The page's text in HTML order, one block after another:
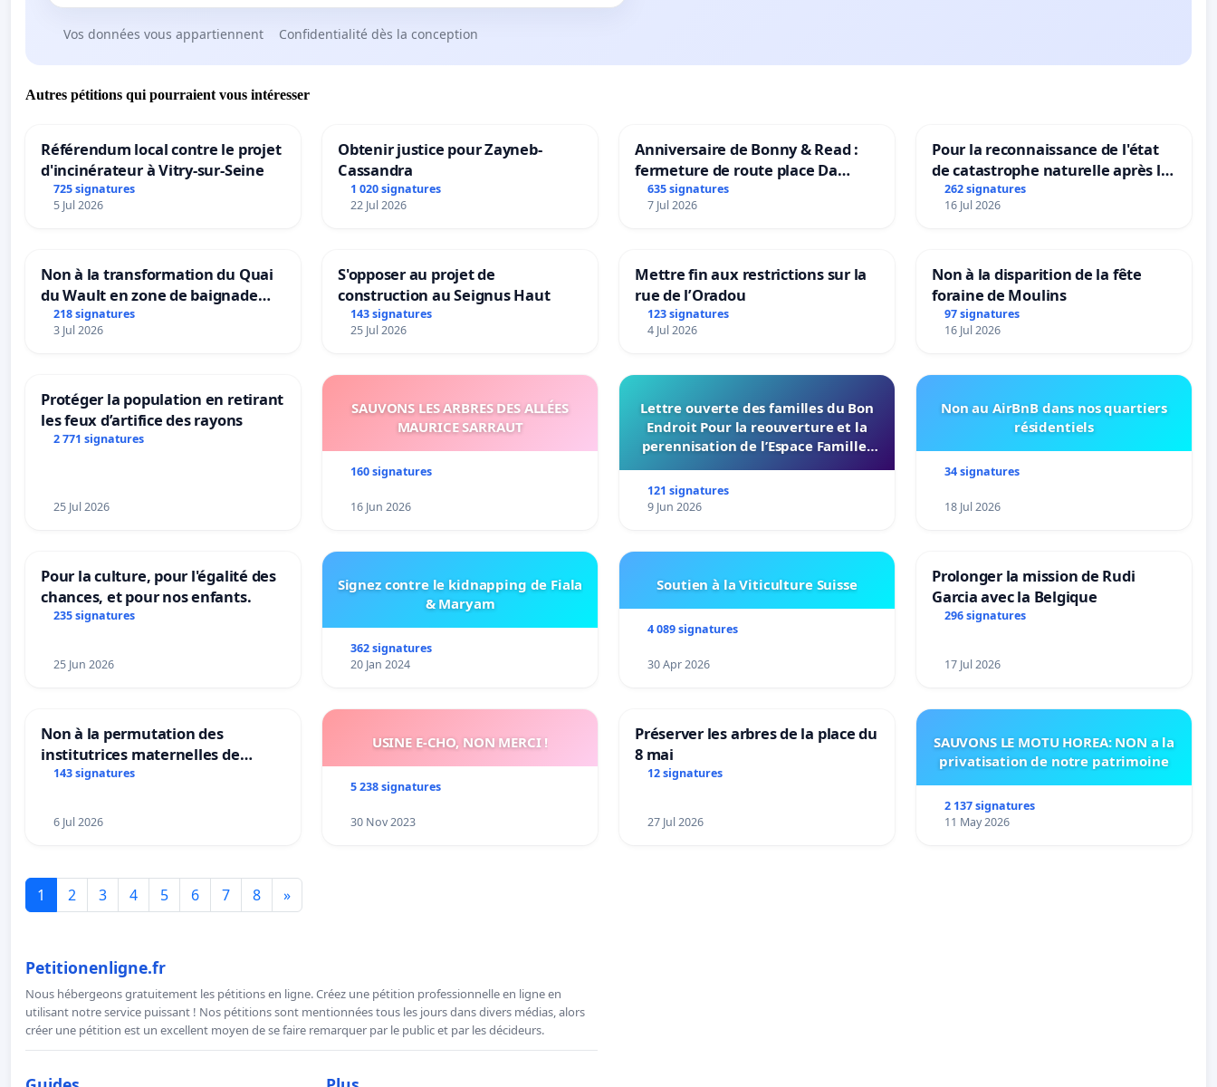
Vos données vous appartiennent Confidentialité dès la conception
Autres pétitions qui pourraient vous intéresser
Référendum local contre le projet
d'incinérateur à Vitry-sur-Seine
725 signatures
5 Jul 2026
Obtenir justice pour Zayneb-
Cassandra
1 020 signatures
22 Jul 2026
Anniversaire de Bonny & Read :
fermeture de route place Da
Maya M
635 signatures
7 Jul 2026
Pour la reconnaissance de l'état
de catastrophe naturelle après la
grêle du 15 juillet 2026 à Aubenas
et ses alentours
262 signatures
16 Jul 2026
Non à la transformation du Quai
du Wault en zone de baignade
urbaine
218 signatures
3 Jul 2026
S'opposer au projet de
construction au Seignus Haut
143 signatures
25 Jul 2026
Mettre fin aux restrictions sur la
rue de l’Oradou
123 signatures
4 Jul 2026
Non à la disparition de la fête
foraine de Moulins
97 signatures
16 Jul 2026
Protéger la population en retirant
les feux d’artifice des rayons
2 771 signatures
25 Jul 2026
SAUVONS LES ARBRES DES ALLÉES
MAURICE SARRAUT
160 signatures
16 Jun 2026
Lettre ouverte des familles du Bon
Endroit Pour la reouverture et la
perennisation de l’Espace Familles
121 signatures
9 Jun 2026
Non au AirBnB dans nos quartiers
résidentiels
34 signatures
18 Jul 2026
Pour la culture, pour l'égalité des
chances, et pour nos enfants.
235 signatures
25 Jun 2026
Signez contre le kidnapping de Fiala
& Maryam
362 signatures
20 Jan 2024
Soutien à la Viticulture Suisse
4 089 signatures
30 Apr 2026
Prolonger la mission de Rudi
Garcia avec la Belgique
296 signatures
17 Jul 2026
Non à la permutation des
institutrices maternelles de
Bléharies et Laplaigne !
enfants.
143 signatures
6 Jul 2026
USINE E-CHO, NON MERCI !
5 238 signatures
30 Nov 2023
Préserver les arbres de la place du
8 mai
12 signatures
27 Jul 2026
SAUVONS LE MOTU HOREA: NON a la
privatisation de notre patrimoine
2 137 signatures
11 May 2026
1 2 3 4 5 6 7 8 »
Petitionenligne.fr
Nous hébergeons gratuitement les pétitions en ligne. Créez une pétition professionnelle en ligne en
utilisant notre service puissant ! Nos pétitions sont mentionnées tous les jours dans divers médias, alors
créer une pétition est un excellent moyen de se faire remarquer par le public et par les décideurs.